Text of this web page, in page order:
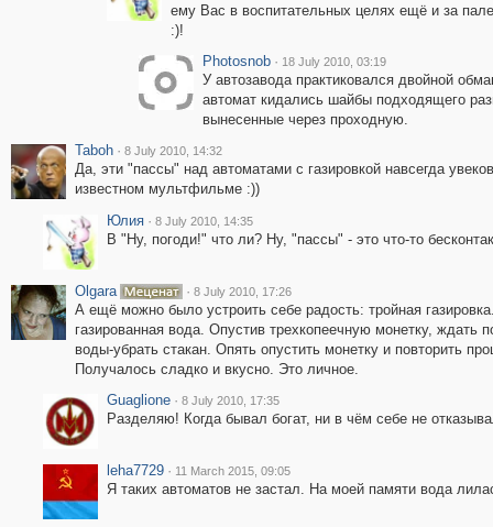
ему Вас в воспитательных целях ещё и за
:)!
Photosnob · 18 July 2010, 03:19
У автозавода практиковался двойной
автомат кидались шайбы подходящего
вынесенные через проходную.
Taboh · 8 July 2010, 14:32
Да, эти "пассы" над автоматами с газировкой навсегда
известном мультфильме :))
Юлия · 8 July 2010, 14:35
В "Ну, погоди!" что ли? Ну, "пассы" - это что-то
Olgara · 8 July 2010, 17:26
А ещё можно было устроить себе радость: тройная
газированная вода. Опустив трехкопеечную монетку, ждать
воды-убрать стакан. Опять опустить монетку и повторить
Получалось сладко и вкусно. Это личное.
Guaglione · 8 July 2010, 17:35
Разделяю! Когда бывал богат, ни в чём себе не
leha7729 · 11 March 2015, 09:05
Я таких автоматов не застал. На моей памяти вода